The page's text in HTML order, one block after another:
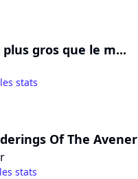
plus gros que le m...
stats
Of The Avener
stats